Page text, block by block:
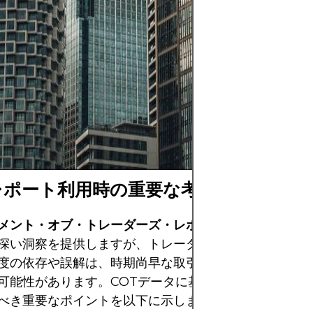
ート利用時の重要な考慮事項
ント・オブ・トレー​​ダーズ・レポート
い洞察を提供しますが、トレーダーはその解釈には
の依存や誤解は、時期尚早な取引のエントリーやエ
能性があります。COTデータに基づいて取引戦略を
き重要なポイントを以下に示します。